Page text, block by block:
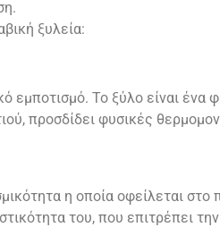
ξυλεία:
Το ξύλο είναι ένα
προσδίδει φυσικές
η οποία οφείλεται
του, που επιτρέπει